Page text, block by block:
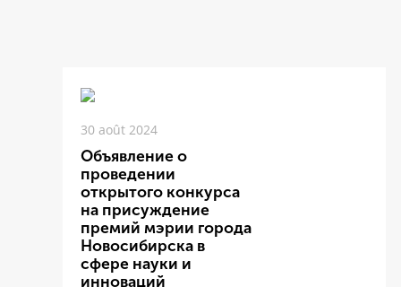
30 août 2024
Объявление о
проведении
открытого конкурса
на присуждение
премий мэрии города
Новосибирска в
сфере науки и
инноваций